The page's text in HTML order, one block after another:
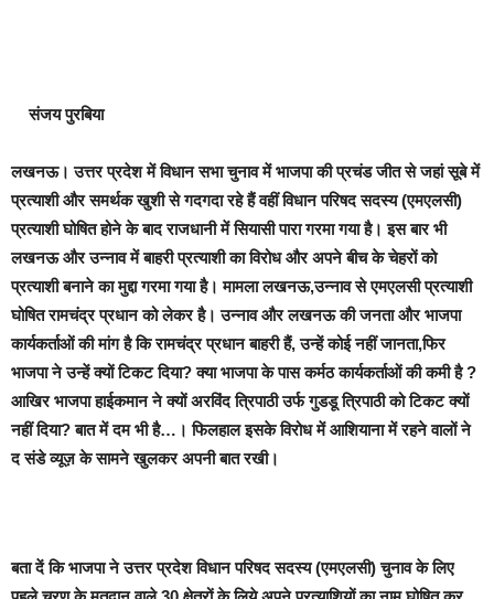
संजय पुरबिया
लखनऊ। उत्तर प्रदेश में विधान सभा चुनाव में भाजपा की प्रचंड जीत से जहां सूबे में
प्रत्याशी और समर्थक खुशी से गदगदा रहे हैं वहीं विधान परिषद सदस्य (एमएलसी)
प्रत्याशी घोषित होने के बाद राजधानी में सियासी पारा गरमा गया है। इस बार भी
लखनऊ और उन्नाव में बाहरी प्रत्याशी का विरोध और अपने बीच के चेहरों को
प्रत्याशी बनाने का मुद्दा गरमा गया है। मामला लखनऊ,उन्नाव से एमएलसी प्रत्याशी
घोषित रामचंद्र प्रधान को लेकर है। उन्नाव और लखनऊ की जनता और भाजपा
कार्यकर्ताओं की मांग है कि रामचंद्र प्रधान बाहरी हैं, उन्हें कोई नहीं जानता,फिर
भाजपा ने उन्हें क्यों टिकट दिया? क्या भाजपा के पास कर्मठ कार्यकर्ताओं की कमी है ?
आखिर भाजपा हाईकमान ने क्यों अरविंद त्रिपाठी उर्फ गुडडू त्रिपाठी को टिकट क्यों
नहीं दिया? बात में दम भी है…। फिलहाल इसके विरोध में आशियाना में रहने वालों ने
द संडे व्यूज़के सामने खुलकर अपनी बात रखी।
बता दें कि भाजपा ने उत्तर प्रदेश विधान परिषद सदस्य (एमएलसी) चुनाव के लिए